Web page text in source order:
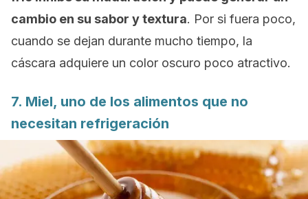
cambio en su sabor y textura. Por si fuera poco,
cuando se dejan durante mucho tiempo, la
cáscara adquiere un color oscuro poco atractivo.
7. Miel, uno de los alimentos que no
necesitan refrigeración